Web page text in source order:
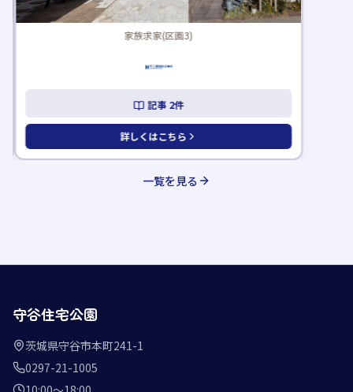
家族求家(区画3)
記事 2件
詳しくはこちら
一覧を見る
守谷住宅公園
茨城県守谷市本町241-1
0297-21-1005